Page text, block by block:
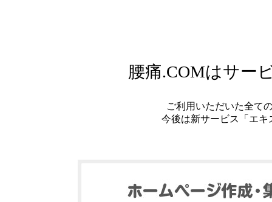
腰痛.COMはサー
ご利用いただいた全て
今後は新サービス「エ